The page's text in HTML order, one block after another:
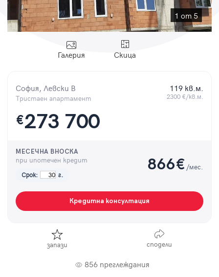
1 от 5
Галерия Скица
София, Левски В
Тристаен апартамент
119 кв.м.
2300 €/кв.м.
€273 700
МЕСЕЧНА ВНОСКА
при ипотечен кредит
Срок: г.
866€ /мес.
Кредитна консултация
запази сподели
856 преглеждания
Парола
Забравена парола
Регистрация